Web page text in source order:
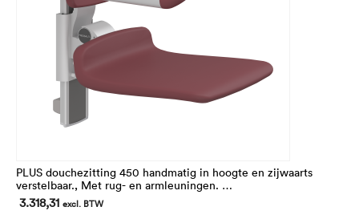
PLUS douchezitting 450 handmatig in hoogte en zijwaarts
verstelbaar., Met rug- en armleuningen.
In hoogte 195 mm verstelbaar.
Voor montage op de horizontale PLUS wandrail (niet
3.318,31 excl. BTW